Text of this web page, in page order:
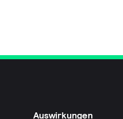
Auswirkungen